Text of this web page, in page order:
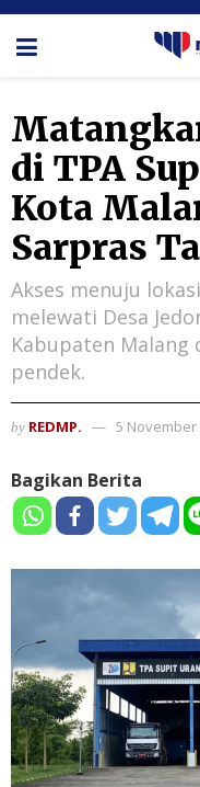
di TPA
Kota
Sarpras
Akses menuju
melewati Desa
Kabupaten Malang
pendek.
by REDMP. 5 November
Bagikan Berita